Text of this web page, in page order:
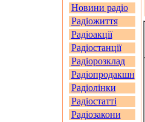
Новини радіо
Радіожиття
Радіоакції
Радіостанції
Радіорозклад
Радіопродакшн
Радіолінки
Радіостатті
Радіозакони